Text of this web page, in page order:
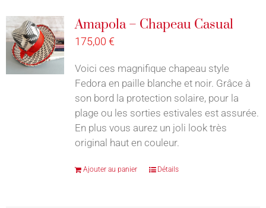
Amapola – Chapeau Casual
175,00 €
Voici ces magnifique chapeau style
Fedora en paille blanche et noir. Grâce à
son bord la protection solaire, pour la
plage ou les sorties estivales est assurée.
En plus vous aurez un joli look très
original haut en couleur.
Ajouter au panier Détails